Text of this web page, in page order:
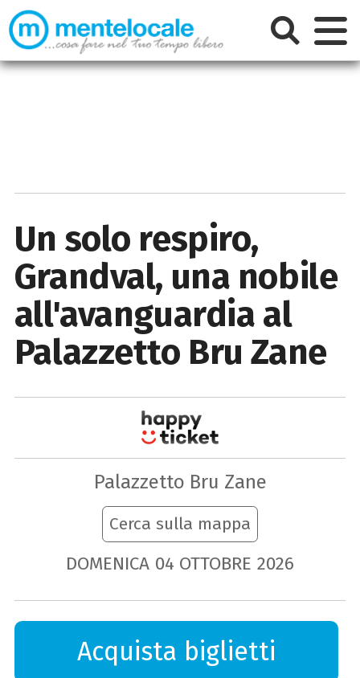
Un solo respiro,
Grandval, una nobile
all'avanguardia al
Palazzetto Bru Zane
Palazzetto Bru Zane
Cerca sulla mappa
DOMENICA 04 OTTOBRE 2026
Acquista biglietti